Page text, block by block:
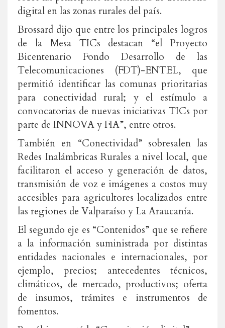
digital en las zonas rurales del país.
Brossard dijo que entre los principales logros
de la Mesa TICs destacan “el Proyecto
Bicentenario Fondo Desarrollo de las
Telecomunicaciones (FDT)-ENTEL, que
permitió identificar las comunas prioritarias
para conectividad rural; y el estímulo a
convocatorias de nuevas iniciativas TICs por
parte de INNOVA y FIA”, entre otros.
También en “Conectividad” sobresalen las
Redes Inalámbricas Rurales a nivel local, que
facilitaron el acceso y generación de datos,
transmisión de voz e imágenes a costos muy
accesibles para agricultores localizados entre
las regiones de Valparaíso y La Araucanía.
El segundo eje es “Contenidos” que se refiere
a la información suministrada por distintas
entidades nacionales e internacionales, por
ejemplo, precios; antecedentes técnicos,
climáticos, de mercado, productivos; oferta
de insumos, trámites e instrumentos de
fomentos.